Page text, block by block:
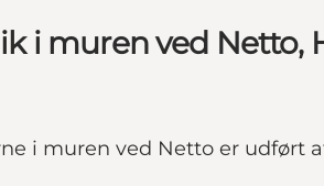
i muren ved Netto,
i muren ved Netto er udført